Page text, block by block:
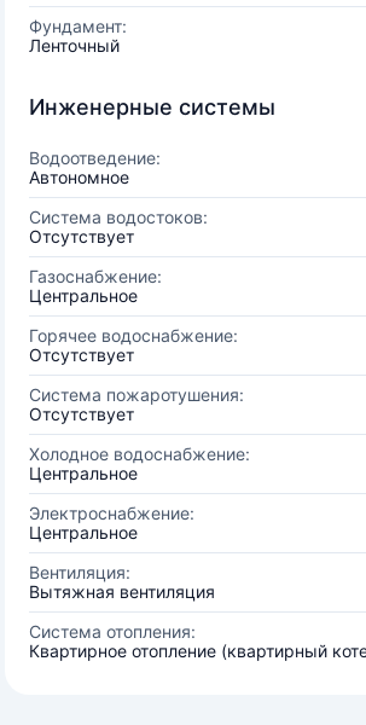
Фундамент:
Ленточный
Инженерные системы
Водоотведение:
Автономное
Система водостоков:
Отсутствует
Газоснабжение:
Центральное
Горячее водоснабжение:
Отсутствует
Система пожаротушения:
Отсутствует
Холодное водоснабжение:
Центральное
Электроснабжение:
Центральное
Вентиляция:
Вытяжная вентиляция
Система отопления:
Квартирное отопление (квартирный